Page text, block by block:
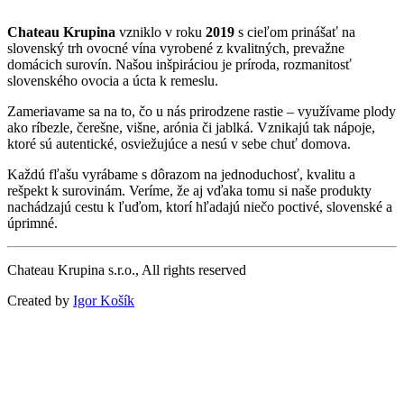
Chateau Krupina vzniklo v roku 2019 s cieľom prinášať na
slovenský trh ovocné vína vyrobené z kvalitných, prevažne
domácich surovín. Našou inšpiráciou je príroda, rozmanitosť
slovenského ovocia a úcta k remeslu.
Zameriavame sa na to, čo u nás prirodzene rastie – využívame plody
ako ríbezle, čerešne, višne, arónia či jablká. Vznikajú tak nápoje,
ktoré sú autentické, osviežujúce a nesú v sebe chuť domova.
Každú fľašu vyrábame s dôrazom na jednoduchosť, kvalitu a
rešpekt k surovinám. Veríme, že aj vďaka tomu si naše produkty
nachádzajú cestu k ľuďom, ktorí hľadajú niečo poctivé, slovenské a
úprimné.
Chateau Krupina s.r.o., All rights reserved
Created by Igor Košík